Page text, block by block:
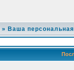
» Ваша